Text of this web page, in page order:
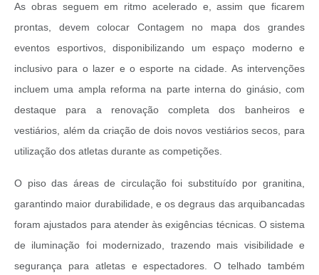
As obras seguem em ritmo acelerado e, assim que ficarem
prontas, devem colocar Contagem no mapa dos grandes
eventos esportivos, disponibilizando um espaço moderno e
inclusivo para o lazer e o esporte na cidade. As intervenções
incluem uma ampla reforma na parte interna do ginásio, com
destaque para a renovação completa dos banheiros e
vestiários, além da criação de dois novos vestiários secos, para
utilização dos atletas durante as competições.
O piso das áreas de circulação foi substituído por granitina,
garantindo maior durabilidade, e os degraus das arquibancadas
foram ajustados para atender às exigências técnicas. O sistema
de iluminação foi modernizado, trazendo mais visibilidade e
segurança para atletas e espectadores. O telhado também